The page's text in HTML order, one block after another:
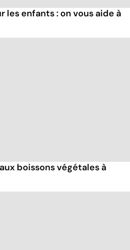
les enfants : on vous aide à
boissons végétales à